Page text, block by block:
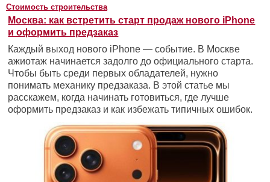
Стоимость строительства
Москва: как встретить старт продаж нового iPhone
и оформить предзаказ
Каждый выход нового iPhone — событие. В Москве
ажиотаж начинается задолго до официального старта.
Чтобы быть среди первых обладателей, нужно
понимать механику предзаказа. В этой статье мы
расскажем, когда начинать готовиться, где лучше
оформить предзаказ и как избежать типичных ошибок.